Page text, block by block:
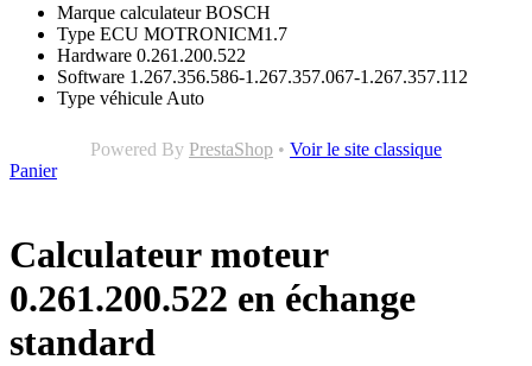
Marque calculateur BOSCH
Type ECU MOTRONICM1.7
Hardware 0.261.200.522
Software 1.267.356.586-1.267.357.067-1.267.357.112
Type véhicule Auto
Powered By PrestaShop • Voir le site classique
Panier
Calculateur moteur
0.261.200.522 en échange
standard